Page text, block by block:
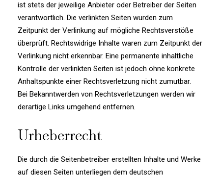
ist stets der jeweilige Anbieter oder Betreiber der Seiten
verantwortlich. Die verlinkten Seiten wurden zum
Zeitpunkt der Verlinkung auf mögliche Rechtsverstöße
überprüft. Rechtswidrige Inhalte waren zum Zeitpunkt der
Verlinkung nicht erkennbar. Eine permanente inhaltliche
Kontrolle der verlinkten Seiten ist jedoch ohne konkrete
Anhaltspunkte einer Rechtsverletzung nicht zumutbar.
Bei Bekanntwerden von Rechtsverletzungen werden wir
derartige Links umgehend entfernen.
Urheberrecht
Die durch die Seitenbetreiber erstellten Inhalte und Werke
auf diesen Seiten unterliegen dem deutschen